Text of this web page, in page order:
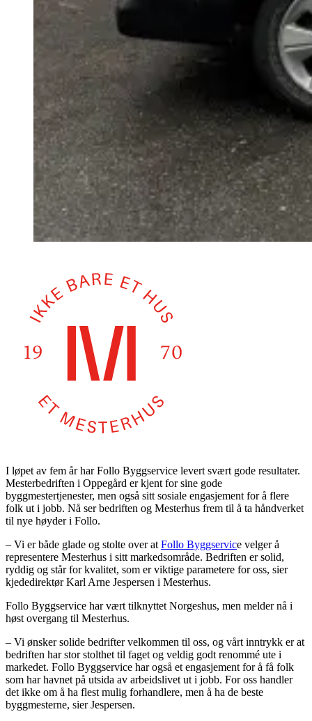
I løpet av fem år har Follo Byggservice levert svært gode resultater.
Mesterbedriften i Oppegård er kjent for sine gode
byggmestertjenester, men også sitt sosiale engasjement for å flere
folk ut i jobb. Nå ser bedriften og Mesterhus frem til å ta håndverket
til nye høyder i Follo.
– Vi er både glade og stolte over at Follo Byggservice velger å
representere Mesterhus i sitt markedsområde. Bedriften er solid,
ryddig og står for kvalitet, som er viktige parametere for oss, sier
kjededirektør Karl Arne Jespersen i Mesterhus.
Follo Byggservice har vært tilknyttet Norgeshus, men melder nå i
høst overgang til Mesterhus.
– Vi ønsker solide bedrifter velkommen til oss, og vårt inntrykk er at
bedriften har stor stolthet til faget og veldig godt renommé ute i
markedet. Follo Byggservice har også et engasjement for å få folk
som har havnet på utsida av arbeidslivet ut i jobb. For oss handler
det ikke om å ha flest mulig forhandlere, men å ha de beste
byggmesterne, sier Jespersen.